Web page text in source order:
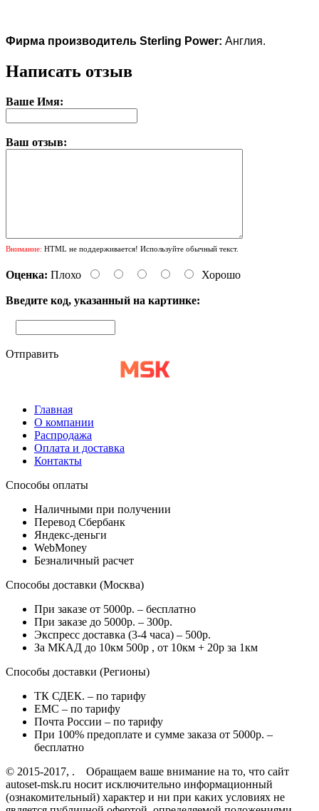
Фирма производитель Sterling Power: Англия.
Написать отзыв
Ваше Имя:
Ваш отзыв:
Внимание: HTML не поддерживается! Используйте обычный текст.
Оценка: Плохо Хорошо
Введите код, указанный на картинке:
Отправить
Главная
О компании
Распродажа
Оплата и доставка
Контакты
Способы оплаты
Наличными при получении
Перевод Сбербанк
Яндекс-деньги
WebMoney
Безналичный расчет
Способы доставки (Москва)
При заказе от 5000р. – бесплатно
При заказе до 5000р. – 300р.
Экспресс доставка (3-4 часа) – 500р.
За МКАД до 10км 500р , от 10км + 20р за 1км
Способы доставки (Регионы)
ТК СДЕК. – по тарифу
EMC – по тарифу
Почта России – по тарифу
При 100% предоплате и сумме заказа от 5000р. –
бесплатно
© 2015-2017, . Обращаем ваше внимание на то, что сайт
autoset-msk.ru носит исключительно информационный
(ознакомительный) характер и ни при каких условиях не